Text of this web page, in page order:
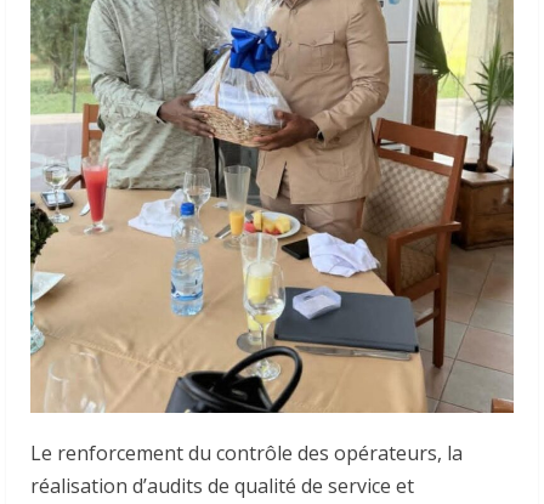
Le renforcement du contrôle des opérateurs, la
réalisation d’audits de qualité de service et